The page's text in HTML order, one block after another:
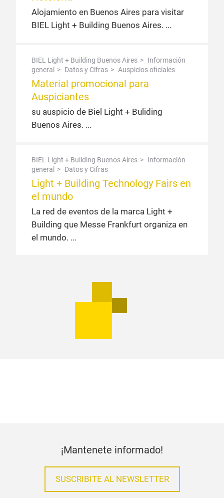
Alojamiento en Buenos Aires para visitar
BIEL Light + Building Buenos Aires.
BIEL Light + Building Buenos Aires
Información
general
Datos y Cifras Auspicios oficiales
Material promocional para
Auspiciantes
su auspicio de Biel Light + Buliding
Buenos Aires.
BIEL Light + Building Buenos Aires
Información
general
Datos y Cifras
Light + Building Technology Fairs en
el mundo
La red de eventos de la marca Light +
Building que Messe Frankfurt organiza en
el mundo.
¡Mantenete informado!
SUSCRIBITE AL NEWSLETTER